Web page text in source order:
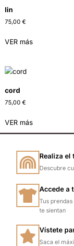
lin
75,00 €
VER más
cord
75,00 €
VER más
Realiza el
Descubre
Accede a
Tus
te sientan
Vístete
Saca el